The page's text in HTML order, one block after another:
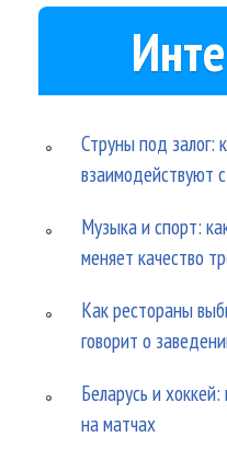
Струны под залог:
взаимодействуют
Музыка и спорт:
меняет качество
Как рестораны
говорит о
Беларусь и
на матчах